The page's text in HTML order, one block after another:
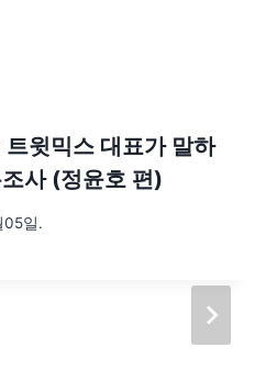
윗믹스 대표가 말하
사 (정윤호 편)
05일.